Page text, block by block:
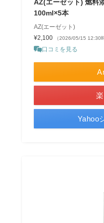
AZ(エーゼット) 燃料
100ml×5本
AZ(エーゼット)
¥2,100
（2026/05/15 12:30
口コミを見る
Yahoo